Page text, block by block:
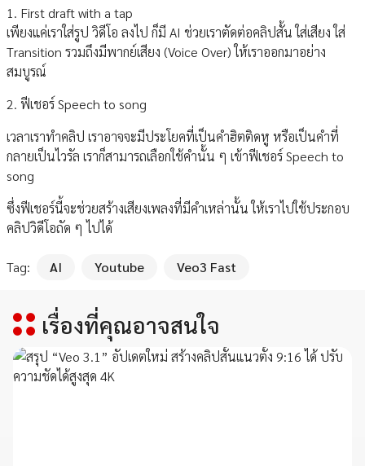
1. First draft with a tap
เพียงแค่เราใส่รูป วิดีโอ ลงไป ก็มี AI ช่วยเราตัดต่อคลิปสั้น ใส่เสียง ใส่
Transition รวมถึงมีพากย์เสียง (Voice Over) ให้เราออกมาอย่าง
สมบูรณ์
2. ฟีเชอร์ Speech to song
เวลาเราทำคลิป เราอาจจะมีประโยคที่เป็นคำฮิตติดหู หรือเป็นคำที่
กลายเป็นไวรัล เราก็สามารถเลือกใช้คำนั้น ๆ เข้าฟีเชอร์ Speech to
song
ซึ่งฟีเชอร์นี้จะช่วยสร้างเสียงเพลงที่มีคำเหล่านั้น ให้เราไปใช้ประกอบ
คลิปวิดีโอถัด ๆ ไปได้
Tag: AI Youtube Veo3 Fast
เรื่องที่คุณอาจสนใจ